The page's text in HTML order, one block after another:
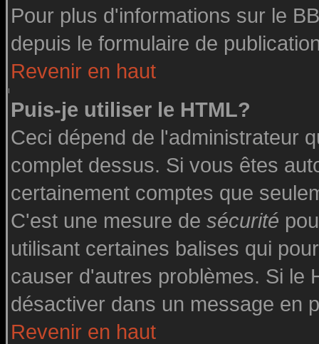
Pour plus d'informations sur le
depuis le formulaire de
Revenir en haut
Puis-je utiliser le HTML?
Ceci dépend de l'administrateur
complet dessus. Si vous êtes
certainement comptes que
C'est une mesure de sécurité
utilisant certaines balises qui
causer d'autres problèmes. Si le
désactiver dans un message en
Revenir en haut